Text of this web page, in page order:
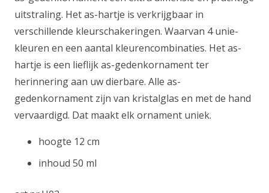
uitstraling. Het as-hartje is verkrijgbaar in
verschillende kleurschakeringen. Waarvan 4 unie-
kleuren en een aantal kleurencombinaties. Het as-
hartje is een lieflijk as-gedenkornament ter
herinnering aan uw dierbare. Alle as-
gedenkornament zijn van kristalglas en met de hand
vervaardigd. Dat maakt elk ornament uniek.
hoogte 12 cm
inhoud 50 ml